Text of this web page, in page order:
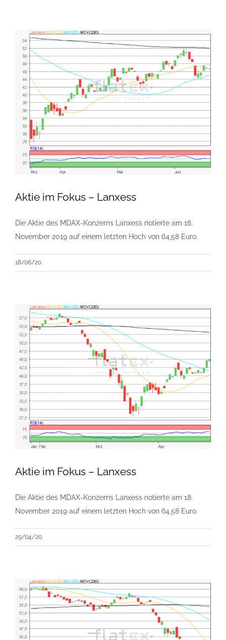
Aktie im Fokus – Lanxess
Die Aktie des MDAX-Konzerns Lanxess notierte am 18.
November 2019 auf einem letzten Hoch von 64,58 Euro.
18/06/20
Aktie im Fokus – Lanxess
Die Aktie des MDAX-Konzerns Lanxess notierte am 18.
November 2019 auf einem letzten Hoch von 64,58 Euro.
29/04/20